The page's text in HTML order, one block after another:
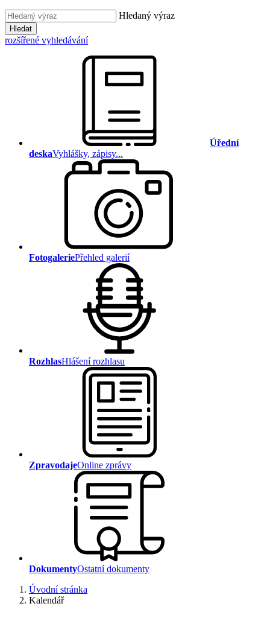
Hledaný výraz
Hledat
rozšířené vyhledávání
Úřední
deskaVyhlášky, zápisy...
FotogaleriePřehled galerií
RozhlasHlášení rozhlasu
ZpravodajeOnline zprávy
DokumentyOstatní dokumenty
Úvodní stránka
Kalendář